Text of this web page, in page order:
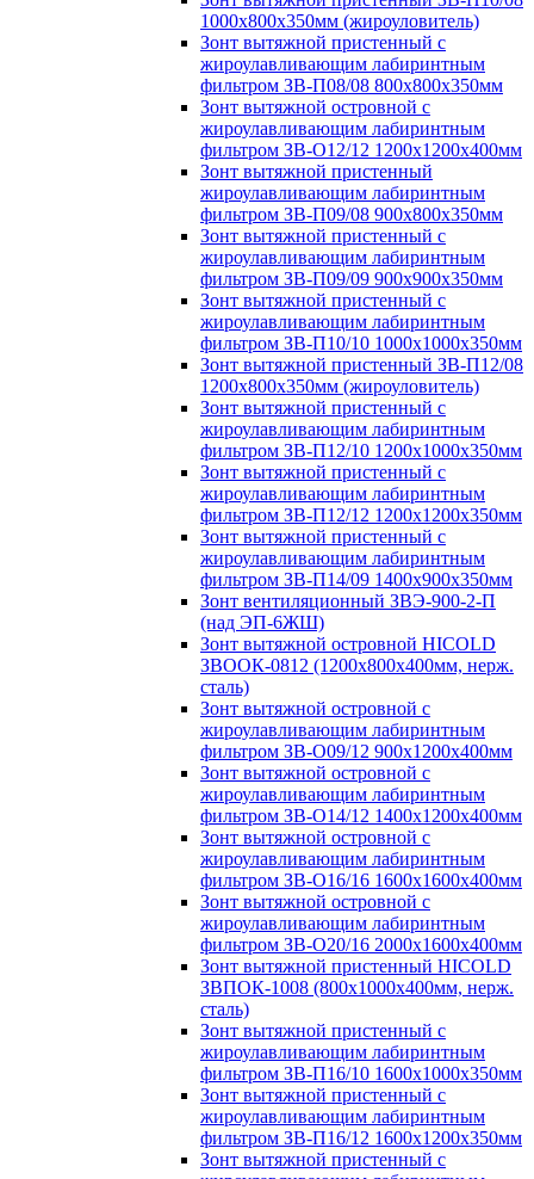
1000х800х350мм (жироуловитель)
Зонт вытяжной пристенный с
жироулавливающим лабиринтным
фильтром ЗВ-П08/08 800х800х350мм
Зонт вытяжной островной с
жироулавливающим лабиринтным
фильтром ЗВ-О12/12 1200х1200х400мм
Зонт вытяжной пристенный
жироулавливающим лабиринтным
фильтром ЗВ-П09/08 900х800х350мм
Зонт вытяжной пристенный с
жироулавливающим лабиринтным
фильтром ЗВ-П09/09 900х900х350мм
Зонт вытяжной пристенный с
жироулавливающим лабиринтным
фильтром ЗВ-П10/10 1000х1000х350мм
Зонт вытяжной пристенный ЗВ-П12/08
1200х800х350мм (жироуловитель)
Зонт вытяжной пристенный с
жироулавливающим лабиринтным
фильтром ЗВ-П12/10 1200х1000х350мм
Зонт вытяжной пристенный с
жироулавливающим лабиринтным
фильтром ЗВ-П12/12 1200х1200х350мм
Зонт вытяжной пристенный с
жироулавливающим лабиринтным
фильтром ЗВ-П14/09 1400х900х350мм
Зонт вентиляционный ЗВЭ-900-2-П
(над ЭП-6ЖШ)
Зонт вытяжной островной HICOLD
ЗВООК-0812 (1200х800x400мм, нерж.
сталь)
Зонт вытяжной островной с
жироулавливающим лабиринтным
фильтром ЗВ-О09/12 900х1200х400мм
Зонт вытяжной островной с
жироулавливающим лабиринтным
фильтром ЗВ-О14/12 1400х1200х400мм
Зонт вытяжной островной с
жироулавливающим лабиринтным
фильтром ЗВ-О16/16 1600х1600х400мм
Зонт вытяжной островной с
жироулавливающим лабиринтным
фильтром ЗВ-О20/16 2000х1600х400мм
Зонт вытяжной пристенный HICOLD
ЗВПОК-1008 (800х1000х400мм, нерж.
сталь)
Зонт вытяжной пристенный с
жироулавливающим лабиринтным
фильтром ЗВ-П16/10 1600х1000х350мм
Зонт вытяжной пристенный с
жироулавливающим лабиринтным
фильтром ЗВ-П16/12 1600х1200х350мм
Зонт вытяжной пристенный с